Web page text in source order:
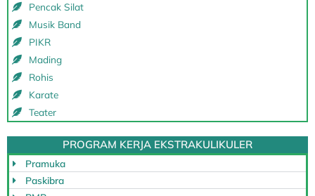
Pencak Silat
Musik Band
PIKR
Mading
Rohis
Karate
Teater
PROGRAM KERJA EKSTRAKULIKULER
Pramuka
Paskibra